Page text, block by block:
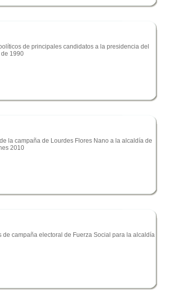
de principales candidatos a la presidencia del
1990
la campaña de Lourdes Flores Nano a la alcaldía de
2010
de campaña electoral de Fuerza Social para la alcaldía